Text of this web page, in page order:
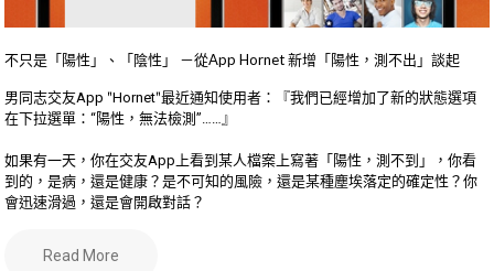
不只是「陽性」、「陰性」 －從App Hornet 新增「陽性，測不出」談起
男同志交友App ʺHornetʺ最近通知使用者：『我們已經增加了新的狀態選項
在下拉選單：“陽性，無法檢測”……』
如果有一天，你在交友App上看到某人檔案上寫著「陽性，測不到」，你看
到的，是病，還是健康？是不可知的風險，還是某種塵埃落定的確定性？你
會迅速滑過，還是會開啟對話？
Read More